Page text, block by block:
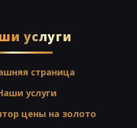
услуги
страница
услуги
цены на золото